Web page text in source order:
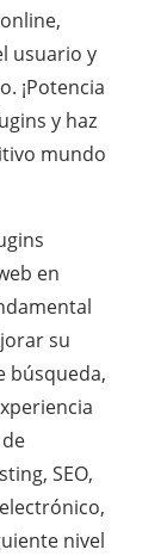
usuario y
¡Potencia
y haz
mundo
en
su
búsqueda,
SEO,
nivel